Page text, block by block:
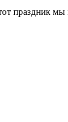
праздник